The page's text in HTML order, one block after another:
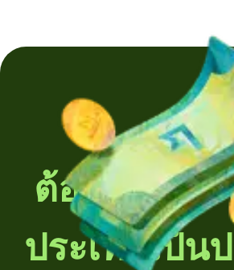
ต้องโอนเงิน
ประเทศเป็น